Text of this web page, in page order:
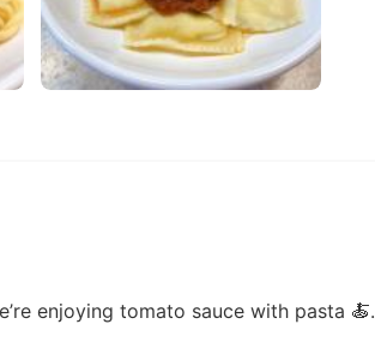
enjoying tomato sauce with pasta